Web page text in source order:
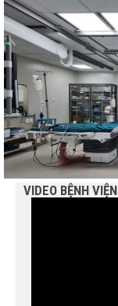
VIDEO BỆNH VIỆN